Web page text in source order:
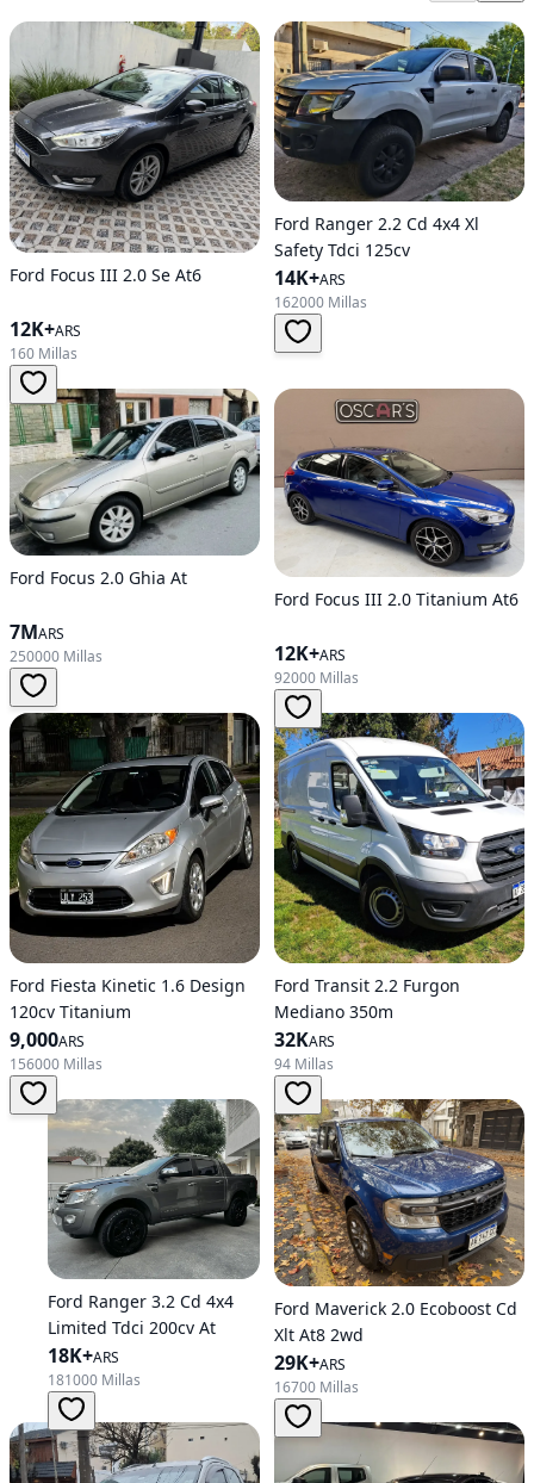
Ford Focus III 2.0 Se At6
12K+ARS
160 Millas
Ford Ranger 2.2 Cd 4x4 Xl
Safety Tdci 125cv
14K+ARS
162000 Millas
Ford Focus 2.0 Ghia At
7MARS
250000 Millas
Ford Focus III 2.0 Titanium At6
12K+ARS
92000 Millas
Ford Fiesta Kinetic 1.6 Design
120cv Titanium
9,000ARS
156000 Millas
Ford Transit 2.2 Furgon
Mediano 350m
32KARS
94 Millas
Ford Ranger 3.2 Cd 4x4
Limited Tdci 200cv At
18K+ARS
181000 Millas
Ford Maverick 2.0 Ecoboost Cd
Xlt At8 2wd
29K+ARS
16700 Millas